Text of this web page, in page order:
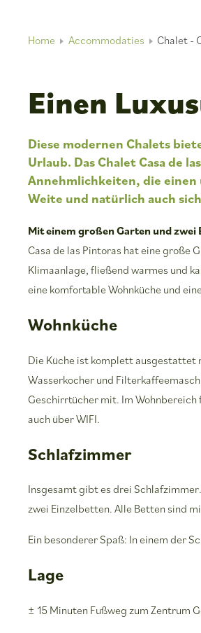
Home Accommodaties Chalet -
Einen
Diese modernen Chalets
Urlaub. Das Chalet Casa de
Annehmlichkeiten, die
Weite und natürlich auch
Mit einem großen Garten und zwei
Casa de las Pintoras hat eine große
Klimaanlage, fließend warmes und
eine komfortable Wohnküche und
Wohnküche
Die Küche ist komplett ausgestattet
Wasserkocher und
Geschirrtücher mit. Im Wohnbereich
auch über WIFI.
Schlafzimmer
Insgesamt gibt es drei
zwei Einzelbetten. Alle Betten sind
Ein besonderer Spaß: In einem der
Lage
± 15 Minuten Fußweg zum Zentrum